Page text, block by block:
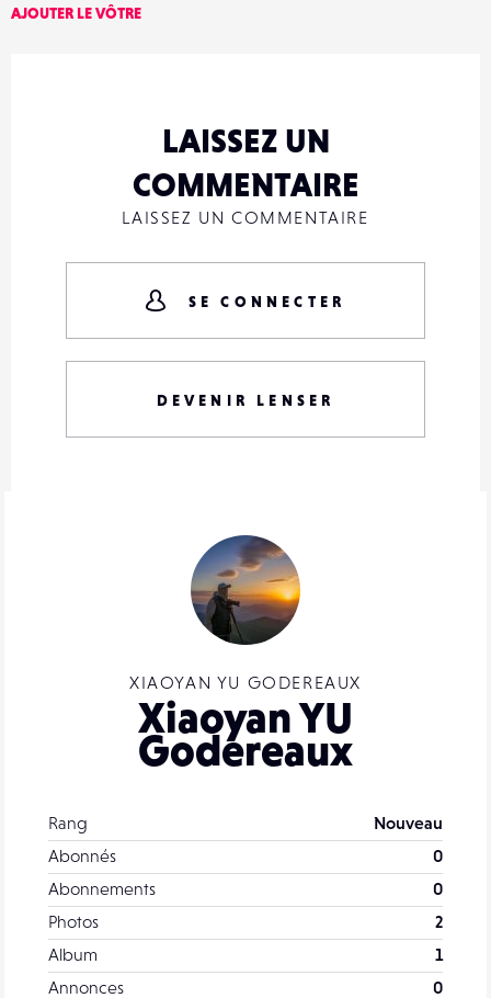
XIAOYAN YU GODEREAUX
Xiaoyan YU
Godereaux
Rang
Nouveau
Abonnés
0
Abonnements
0
Photos
2
Album
1
Annonces
0
AJOUTER LE VÔTRE
LAISSEZ UN
COMMENTAIRE
LAISSEZ UN COMMENTAIRE
SE CONNECTER
DEVENIR LENSER